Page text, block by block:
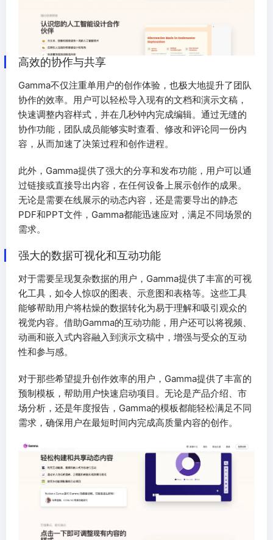
高效的协作与共享
Gamma不仅注重单用户的创作体验，也极大地提升了团队
协作的效率。用户可以轻松导入现有的文档和演示文稿，
快速调整内容样式，并在几秒钟内完成编辑。通过无缝的
协作功能，团队成员能够实时查看、修改和评论同一份内
容，从而加速了决策过程和创作进程。
此外，Gamma提供了强大的分享和发布功能，用户可以通
过链接或直接导出内容，在任何设备上展示创作的成果。
无论是需要在线展示的动态内容，还是需要导出的静态
PDF和PPT文件，Gamma都能迅速应对，满足不同场景的
需求。
强大的数据可视化和互动功能
对于需要呈现复杂数据的用户，Gamma提供了丰富的可视
化工具，如令人惊叹的图表、示意图和表格等。这些工具
能够帮助用户将枯燥的数据转化为易于理解和吸引观众的
视觉内容。借助Gamma的互动功能，用户还可以将视频、
动画和嵌入式内容融入到演示文稿中，增强与受众的互动
性和参与感。
对于那些希望提升创作效率的用户，Gamma提供了丰富的
预制模板，帮助用户快速启动项目。无论是产品介绍、市
场分析，还是年度报告，Gamma的模板都能轻松满足不同
需求，确保用户在最短时间内完成高质量内容的创作。